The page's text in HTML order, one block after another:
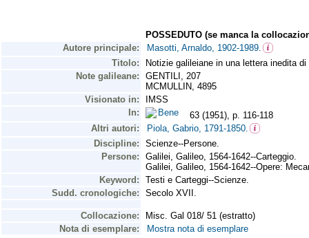
POSSEDUTO (se manca la
Autore principale:
Masotti, Arnaldo, 1902-1989.
Titolo:
Notizie galileiane in una lettera inedita
Note galileane:
GENTILI, 207
MCMULLIN, 4895
Visionato in:
IMSS
In:
Bene
63 (1951), p. 116-118
Altri autori:
Piola, Gabrio, 1791-1850.
Discipline:
Scienze--Persone.
Persone:
Galilei, Galileo, 1564-1642--Carteggio.
Galilei, Galileo, 1564-1642--Opere:
Keyword:
Testi e Carteggi--Scienze.
Sudd. cronologiche:
Secolo XVII.
Collocazione:
Misc. Gal 018/ 51 (estratto)
Nota di esemplare:
Mostra nota di esemplare